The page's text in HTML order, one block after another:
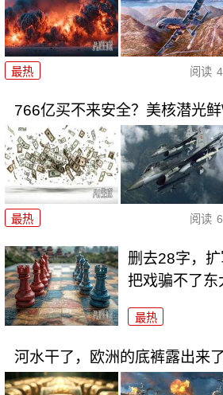
最热 阅读
766亿买不来安全？美核潜光
最热 阅读
删去28字，
把戏骗不了东
最热
河水干了，欧洲的底裤露出来